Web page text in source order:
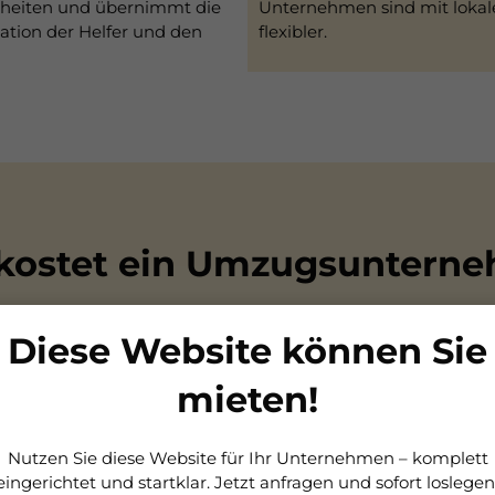
und übernimmt die
der Helfer und den
Unternehmen sind mit
flexibler.
ein
Distanz, Stockwerken und Zusatzleistungen. Typische
schon ab 10–12 € pro Stunde, während ein
und Aufbau liegen oft zwischen 500–1.250 €,
Diese Website können Sie
mieten!
Nutzen Sie diese Website für Ihr Unternehmen – komplett
und startklar. Jetzt anfragen und sofort